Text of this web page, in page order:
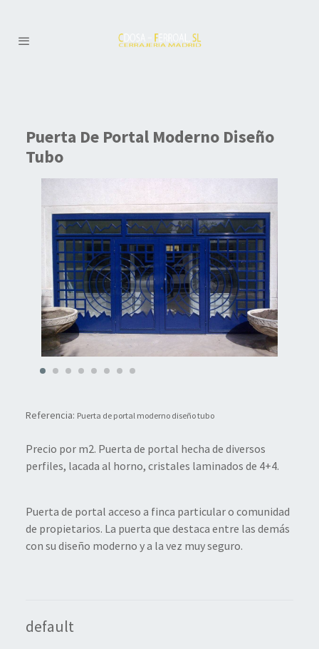
Puerta De Portal Moderno Diseño
Tubo
Referencia: Puerta de portal moderno diseño tubo
Precio por m2. Puerta de portal hecha de diversos
perfiles, lacada al horno, cristales laminados de 4+4.
Puerta de portal acceso a finca particular o comunidad
de propietarios. La puerta que destaca entre las demás
con su diseño moderno y a la vez muy seguro.
default